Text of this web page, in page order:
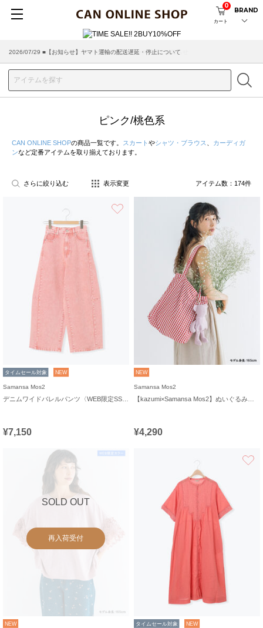
カート
0
BRAND
2026/07/29 ■【お知らせ】ヤマト運輸の配送遅延・停止について
ピンク/桃色系
CAN ONLINE SHOPの商品一覧です。 スカート やシャツ・ブラウス
カーディガ
ンなど定番アイテムを取り揃えております。
さらに絞り込む 表示変更 アイテム数： 174件
タイムセール対象 NEW
Samansa Mos2
¥7,150
NEW
Samansa Mos2
¥4,290
SOLD OUT
再入荷受付
NEW タイムセール対象 NEW